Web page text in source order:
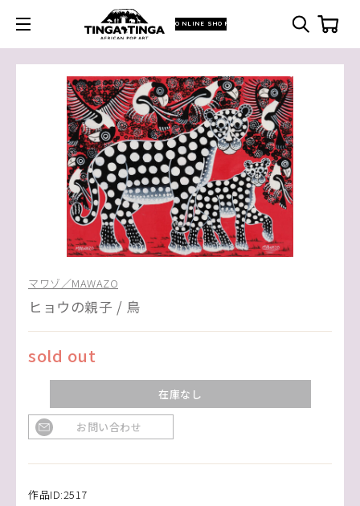
ONLINE SHOP
マワゾ／MAWAZO
ヒョウの親子 / 鳥
sold out
在庫なし
お問い合わせ
作品ID:2517